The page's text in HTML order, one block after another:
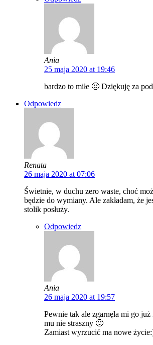
Ania
25 maja 2020 at 19:46
bardzo to miłe 🙂 Dziękuję za
Odpowiedz
Renata
26 maja 2020 at 07:06
Świetnie, w duchu zero waste, choć
będzie do wymiany. Ale zakładam, że
stolik posłuży.
Odpowiedz
Ania
26 maja 2020 at 19:57
Pewnie tak ale zgarnęła mi go
mu nie straszny 🙂
Zamiast wyrzucić ma nowe